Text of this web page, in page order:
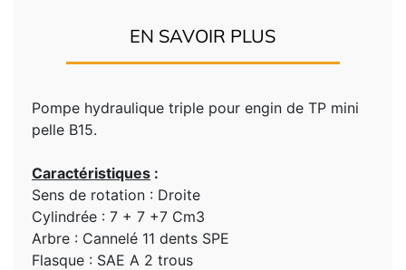
EN SAVOIR PLUS
Pompe hydraulique triple pour engin de TP mini
pelle B15.
Caractéristiques :
Sens de rotation : Droite
Cylindrée : 7 + 7 +7 Cm3
Arbre : Cannelé 11 dents SPE
Flasque : SAE A 2 trous